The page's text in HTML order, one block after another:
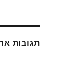
תגובות